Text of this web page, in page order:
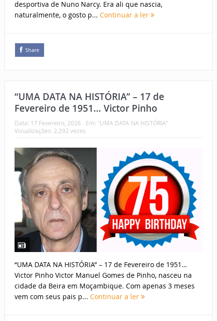
desportiva de Nuno Narcy. Era ali que nascia,
naturalmente, o gosto p... Continuar a ler
Share
“UMA DATA NA HISTÓRIA” – 17 de
Fevereiro de 1951… Victor Pinho
Data: 17 Fevereiro, 2026 Em: "UMA DATA NA HISTÓRIA"
Visualizações: 2.292 vezes
“UMA DATA NA HISTÓRIA” – 17 de Fevereiro de 1951…
Victor Pinho Victor Manuel Gomes de Pinho, nasceu na
cidade da Beira em Moçambique. Com apenas 3 meses
vem com seus pais p... Continuar a ler